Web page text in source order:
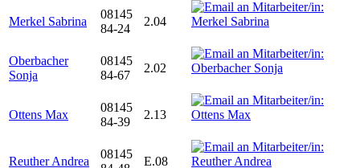
Merkel Sabrina
08145
84-24
2.04
Oberbacher
Sonja
08145
84-67
2.02
Ottens Max
08145
84-39
2.13
Reuther Andrea
08145
E.08